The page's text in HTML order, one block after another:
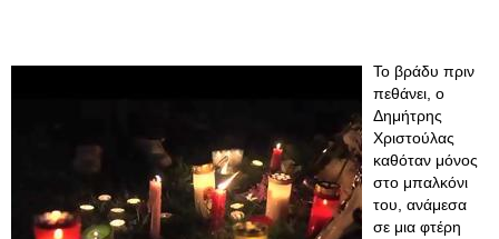
Το βράδυ πριν
πεθάνει, ο
Δημήτρης
Χριστούλας
καθόταν μόνος
στο μπαλκόνι
του, ανάμεσα
σε μια φτέρη